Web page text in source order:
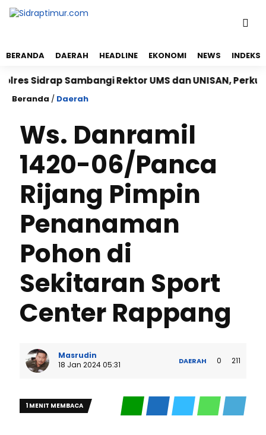
BERANDA DAERAH HEADLINE EKONOMI NEWS INDEKS
Sidrap Sambangi Rektor UMS dan UNISAN, Perkuat
Beranda / Daerah
Ws. Danramil
1420-06/Panca
Rijang Pimpin
Penanaman
Pohon di
Sekitaran Sport
Center Rappang
Masrudin
18 Jan 2024 05:31
DAERAH 0 211
1 MENIT MEMBACA